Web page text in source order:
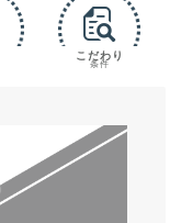
こだわり
条件